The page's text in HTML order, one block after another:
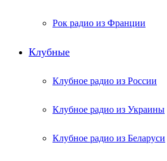
Рок радио из Франции
Клубные
Клубное радио из России
Клубное радио из Украины
Клубное радио из Беларуси